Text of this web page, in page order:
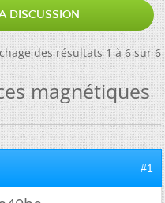
DISCUSSION
des résultats 1 à 6 sur 6
magnétiques
#1